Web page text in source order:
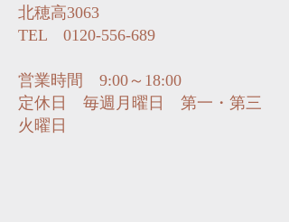
北穂高3063
TEL 0120-556-689
営業時間 9:00～18:00
定休日 毎週月曜日 第一・第三
火曜日